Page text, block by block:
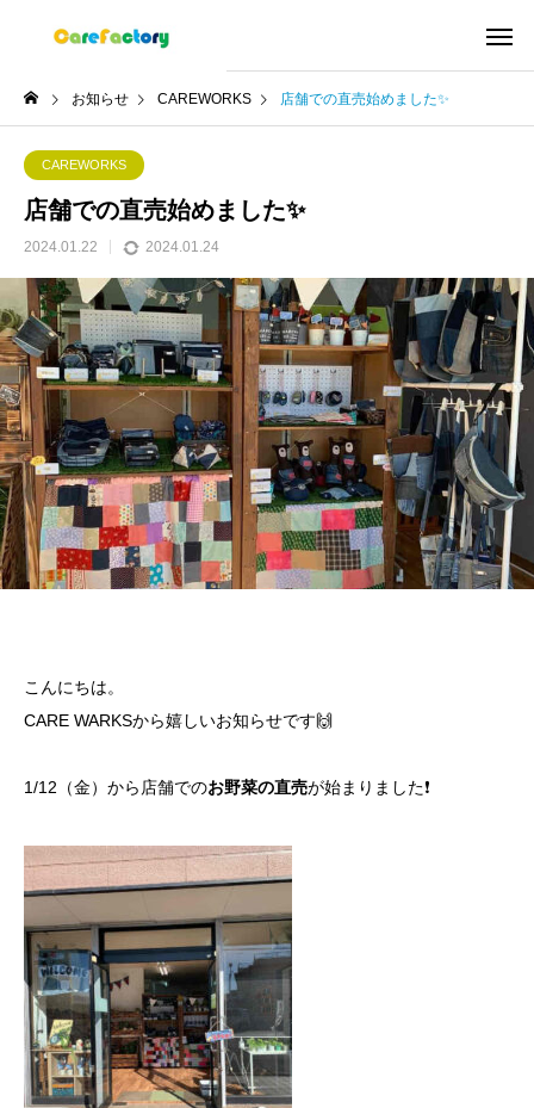
お知らせ CAREWORKS 店舗での直売始めました✨
CAREWORKS
店舗での直売始めました✨
2024.01.22 2024.01.24
こんにちは。
CARE WARKSから嬉しいお知らせです🙌
1/12（金）から店舗でのお野菜の直売が始まりました❗